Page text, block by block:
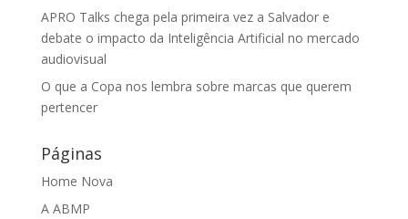
APRO Talks chega pela primeira vez a Salvador e
debate o impacto da Inteligência Artificial no mercado
audiovisual
O que a Copa nos lembra sobre marcas que querem
pertencer
Páginas
Home Nova
A ABMP